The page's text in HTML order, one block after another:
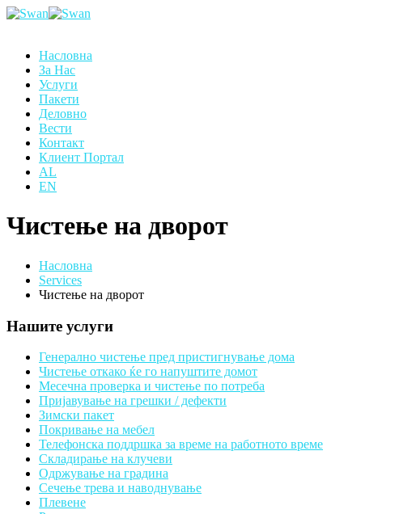
Насловна
За Нас
Услуги
Пакети
Деловно
Вести
Контакт
Клиент Портал
AL
EN
Чистење на дворот
Насловна
Services
Чистење на дворот
Нашите услуги
Генерално чистење пред пристигнување дома
Чистење откако ќе го напуштите домот
Месечна проверка и чистење по потреба
Пријавување на грешки / дефекти
Зимски пакет
Покривање на мебел
Телефонска поддршка за време на работното време
Складирање на клучеви
Одржување на градина
Сечење трева и наводнување
Плевене